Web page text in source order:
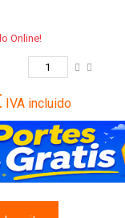
Online!
IVA incluido